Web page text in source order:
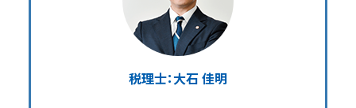
税理士：大石 佳明